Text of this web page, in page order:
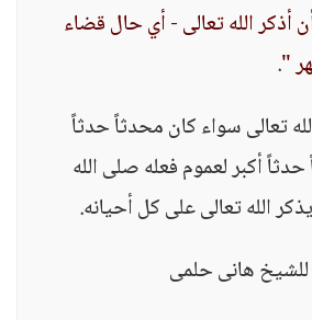
أذكر الله تعالى - أي حال قضاء
"
.
تعالى سواء كان محدثاً حدثاً
أكبر لعموم فعله صلى الله
الله تعالى على كل أحيانه.
هانى حلمى